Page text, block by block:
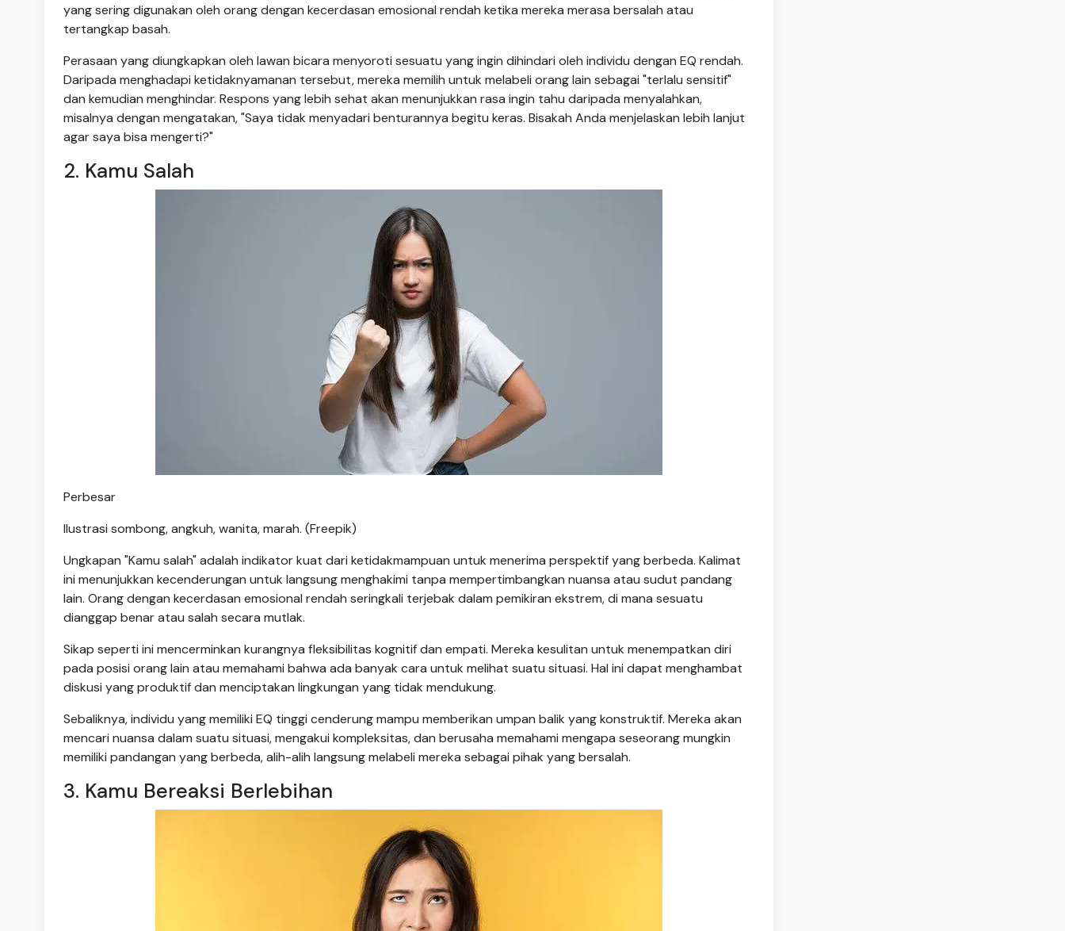
yang sering digunakan oleh orang dengan kecerdasan emosional rendah ketika mereka merasa bersalah atau
tertangkap basah.
Perasaan yang diungkapkan oleh lawan bicara menyoroti sesuatu yang ingin dihindari oleh individu dengan EQ rendah.
Daripada menghadapi ketidaknyamanan tersebut, mereka memilih untuk melabeli orang lain sebagai "terlalu sensitif"
dan kemudian menghindar. Respons yang lebih sehat akan menunjukkan rasa ingin tahu daripada menyalahkan,
misalnya dengan mengatakan, "Saya tidak menyadari benturannya begitu keras. Bisakah Anda menjelaskan lebih lanjut
agar saya bisa mengerti?"
2. Kamu Salah
Perbesar
Ilustrasi sombong, angkuh, wanita, marah. (Freepik)
Ungkapan "Kamu salah" adalah indikator kuat dari ketidakmampuan untuk menerima perspektif yang berbeda. Kalimat
ini menunjukkan kecenderungan untuk langsung menghakimi tanpa mempertimbangkan nuansa atau sudut pandang
lain. Orang dengan kecerdasan emosional rendah seringkali terjebak dalam pemikiran ekstrem, di mana sesuatu
dianggap benar atau salah secara mutlak.
Sikap seperti ini mencerminkan kurangnya fleksibilitas kognitif dan empati. Mereka kesulitan untuk menempatkan diri
pada posisi orang lain atau memahami bahwa ada banyak cara untuk melihat suatu situasi. Hal ini dapat menghambat
diskusi yang produktif dan menciptakan lingkungan yang tidak mendukung.
Sebaliknya, individu yang memiliki EQ tinggi cenderung mampu memberikan umpan balik yang konstruktif. Mereka akan
mencari nuansa dalam suatu situasi, mengakui kompleksitas, dan berusaha memahami mengapa seseorang mungkin
memiliki pandangan yang berbeda, alih-alih langsung melabeli mereka sebagai pihak yang bersalah.
3. Kamu Bereaksi Berlebihan